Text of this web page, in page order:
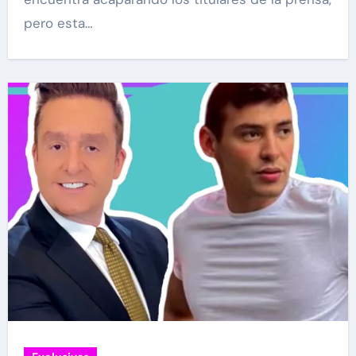
pero esta…